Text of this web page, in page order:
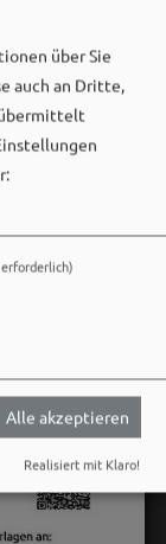
–
über Sie
auch an Dritte,
Alle akzeptieren
Realisiert mit Klaro!